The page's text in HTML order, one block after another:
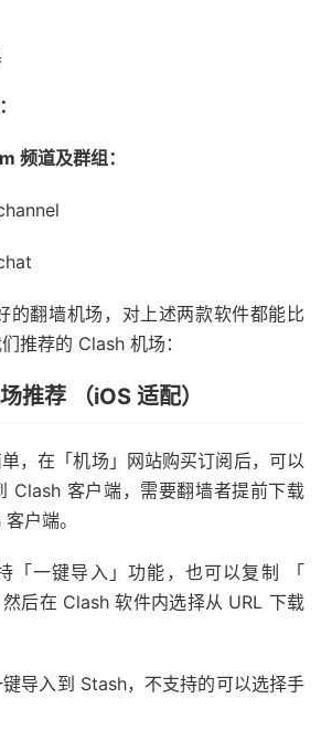
频道及群组：
的翻墙机场，对上述两款软件都能比
推荐的 Clash 机场：
推荐 （iOS 适配）
，在「机场」网站购买订阅后，可以
Clash 客户端，需要翻墙者提前下载
户端。
「一键导入」功能，也可以复制 「
后在 Clash 软件内选择从 URL 下载
导入到 Stash，不支持的可以选择手